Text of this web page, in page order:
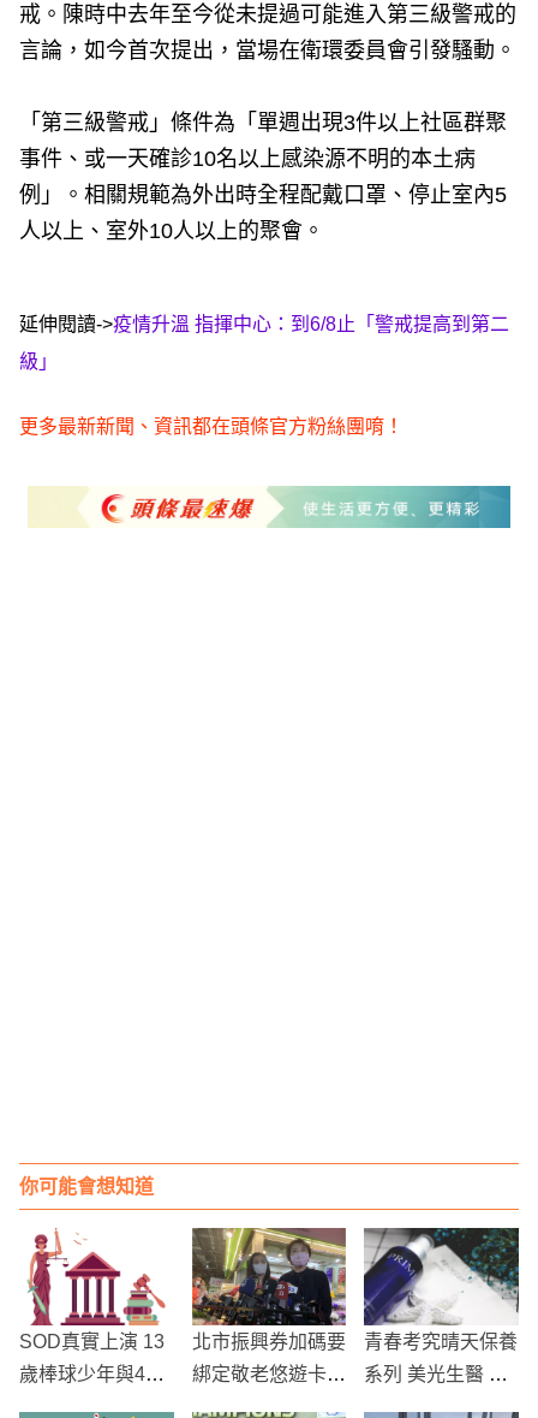
戒。陳時中去年至今從未提過可能進入第三級警戒的
言論，如今首次提出，當場在衛環委員會引發騷動。
「第三級警戒」條件為「單週出現3件以上社區群聚
事件、或一天確診10名以上感染源不明的本土病
例」。相關規範為外出時全程配戴口罩、停止室內5
人以上、室外10人以上的聚會。
延伸閱讀->疫情升溫 指揮中心：到6/8止「警戒提高到第二
級」
更多最新新聞、資訊都在頭條官方粉絲團唷！
你可能會想知道
SOD真實上演 13
歲棒球少年與49
北市振興券加碼要
綁定敬老悠遊卡，
青春考究晴天保養
系列 美光生醫 呵